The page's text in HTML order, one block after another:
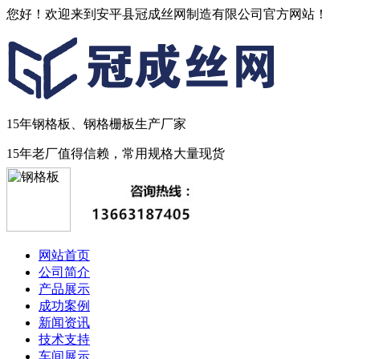
您好！欢迎来到安平县冠成丝网制造有限公司官方网站！
15年钢格板、钢格栅板生产厂家
15年老厂值得信赖，常用规格大量现货
网站首页
公司简介
产品展示
成功案例
新闻资讯
技术支持
车间展示